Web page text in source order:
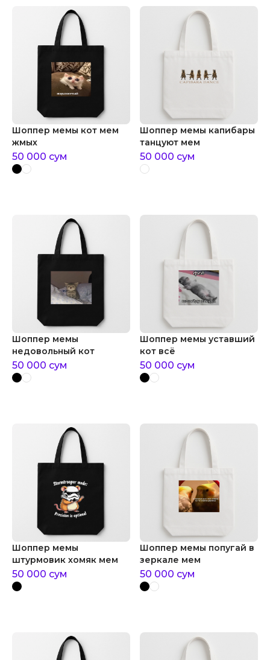
Шоппер мемы кот мем
жмых
50 000 сум
Шоппер мемы капибары
танцуют мем
50 000 сум
Шоппер мемы
недовольный кот
50 000 сум
Шоппер мемы уставший
кот всё
50 000 сум
Шоппер мемы
штурмовик хомяк мем
50 000 сум
Шоппер мемы попугай в
зеркале мем
50 000 сум